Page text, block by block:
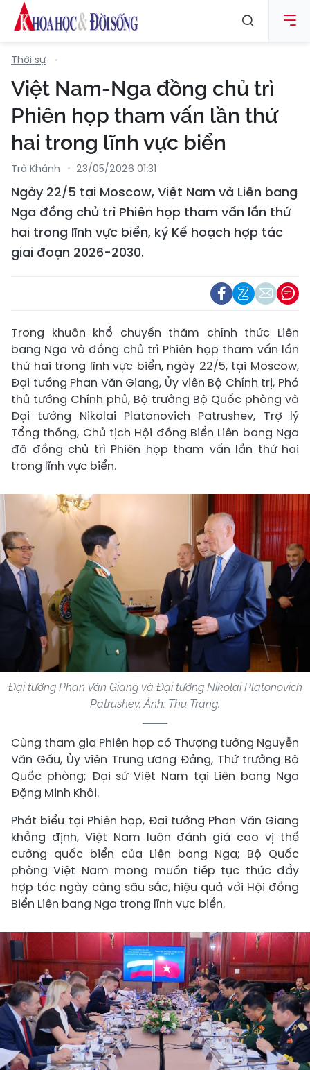
Thời sự
Việt Nam-Nga đồng chủ trì
Phiên họp tham vấn lần thứ
hai trong lĩnh vực biển
Trà Khánh 23/05/2026 01:31
Ngày 22/5 tại Moscow, Việt Nam và Liên bang
Nga đồng chủ trì Phiên họp tham vấn lần thứ
hai trong lĩnh vực biển, ký Kế hoạch hợp tác
giai đoạn 2026-2030.
Trong khuôn khổ chuyến thăm chính thức Liên
bang Nga và đồng chủ trì Phiên họp tham vấn lần
thứ hai trong lĩnh vực biển, ngày 22/5, tại Moscow,
Đại tướng Phan Văn Giang, Ủy viên Bộ Chính trị, Phó
thủ tướng Chính phủ, Bộ trưởng Bộ Quốc phòng và
Đại tướng Nikolai Platonovich Patrushev, Trợ lý
Tổng thống, Chủ tịch Hội đồng Biển Liên bang Nga
đã đồng chủ trì Phiên họp tham vấn lần thứ hai
trong lĩnh vực biển.
Đại tướng Phan Văn Giang và Đại tướng Nikolai Platonovich
Patrushev. Ảnh: Thu Trang.
Cùng tham gia Phiên họp có Thượng tướng Nguyễn
Văn Gấu, Ủy viên Trung ương Đảng, Thứ trưởng Bộ
Quốc phòng; Đại sứ Việt Nam tại Liên bang Nga
Đặng Minh Khôi.
Phát biểu tại Phiên họp, Đại tướng Phan Văn Giang
khẳng định, Việt Nam luôn đánh giá cao vị thế
cường quốc biển của Liên bang Nga; Bộ Quốc
phòng Việt Nam mong muốn tiếp tục thúc đẩy
hợp tác ngày càng sâu sắc, hiệu quả với Hội đồng
Biển Liên bang Nga trong lĩnh vực biển.